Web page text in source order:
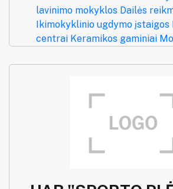
lavinimo mokyklos Dailės
Ikimokyklinio ugdymo įstaigos
centrai Keramikos gaminiai